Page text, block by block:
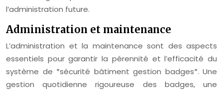
l’administration future.
Administration et maintenance
L’administration et la maintenance sont des aspects
essentiels pour garantir la pérennité et l’efficacité du
système de *sécurité bâtiment gestion badges*. Une
gestion quotidienne rigoureuse des badges, une